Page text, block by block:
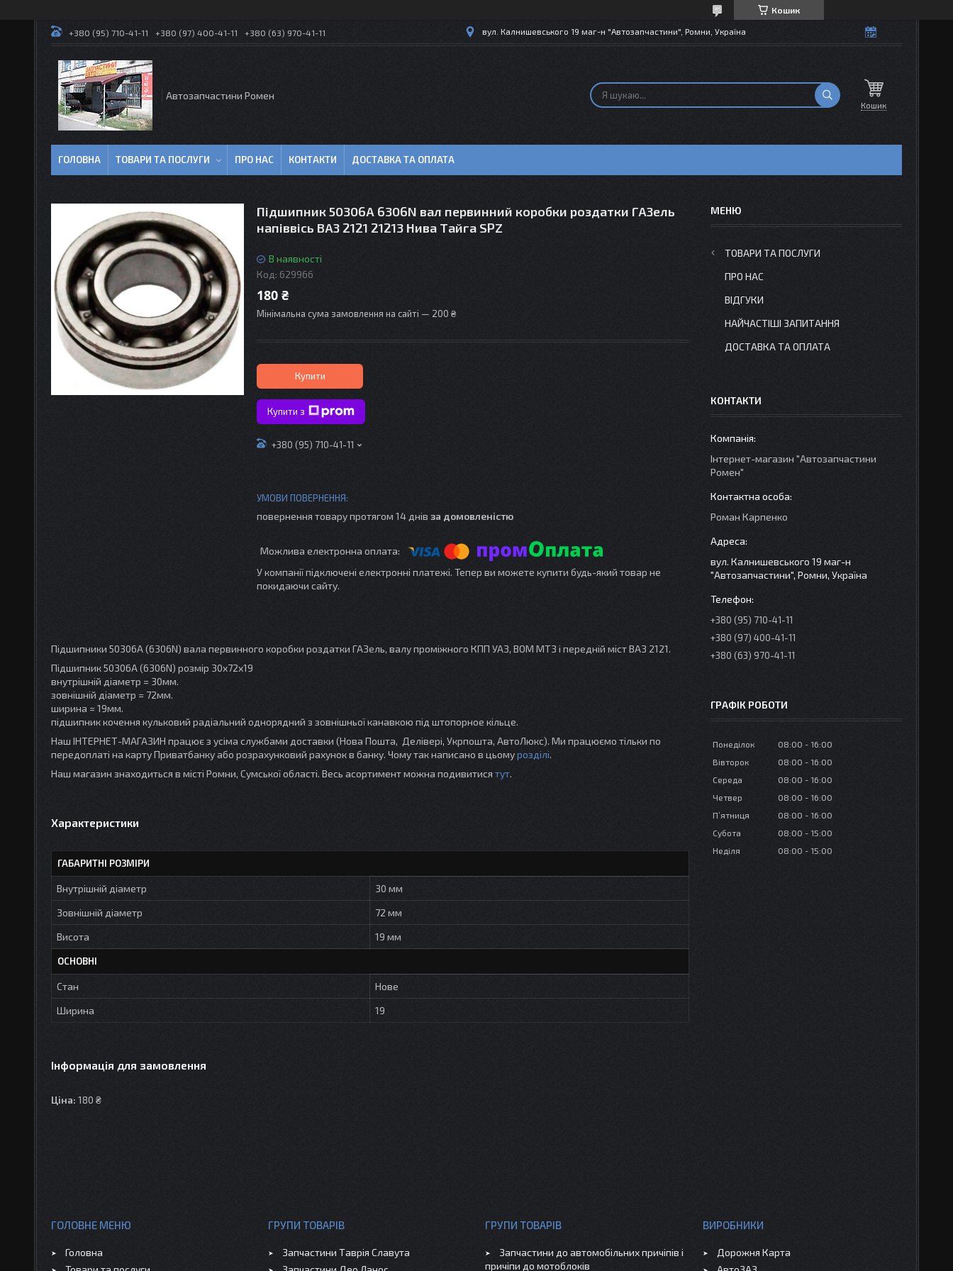
Кошик
+380 (95) 710-41-11 +380 (97) 400-41-11 +380 (63) 970-41-11 вул. Калнишевського 19 маг-н "Автозапчастини", Ромни, Україна
Автозапчастини Ромен
Кошик
ГОЛОВНА ТОВАРИ ТА ПОСЛУГИ ПРО НАС КОНТАКТИ ДОСТАВКА ТА ОПЛАТА
Підшипник 50306A 6306N вал первинний коробки роздатки ГАЗель
напіввісь ВАЗ 2121 21213 Нива Тайга SPZ
В наявності
Код: 62996б
180 ₴
Мінімальна сума замовлення на сайті — 200 ₴
Купити
Купити з
+380 (95) 710-41-11
повернення товару протягом 14 днів за домовленістю
У компанії підключені електронні платежі. Тепер ви можете купити будь-який товар не
покидаючи сайту.
Підшипники 50306A (6306N) вала первинного коробки роздатки ГАЗель, валу проміжного КПП УАЗ, ВОМ МТЗ і передній міст ВАЗ 2121.
Підшипник 50306A (6306N) розмір 30x72x19
внутрішній діаметр = 30мм.
зовнішній діаметр = 72мм.
ширина = 19мм.
підшипник кочення кульковий радіальний однорядний з зовнішньої канавкою під штопорное кільце.
Наш ІНТЕРНЕТ-МАГАЗИН працює з усіма службами доставки (Нова Пошта, Делівері, Укрпошта, АвтоЛюкс). Ми працюємо тільки по
передоплаті на карту Приватбанку або розрахунковий рахунок в банку. Чому так написано в цьомурозділі.
Наш магазин знаходиться в місті Ромни, Сумської області. Весь асортимент можна подивитися тут.
Характеристики
ГАБАРИТНІ РОЗМІРИ
Внутрішній діаметр
30 мм
Зовнішній діаметр
72 мм
Висота
19 мм
ОСНОВНІ
Стан
Нове
Ширина
19
Інформація для замовлення
Ціна: 180 ₴
ТОВАРИ ТА ПОСЛУГИ
ПРО НАС
ВІДГУКИ
НАЙЧАСТІШІ ЗАПИТАННЯ
ДОСТАВКА ТА ОПЛАТА
КОНТАКТИ
Інтернет-магазин "Автозапчастини
Ромен"
Роман Карпенко
вул. Калнишевського 19 маг-н
"Автозапчастини", Ромни, Україна
+380 (95) 710-41-11
+380 (97) 400-41-11
+380 (63) 970-41-11
ГРАФІК РОБОТИ
Понеділок 08:00
16:00
Вівторок
08:00
16:00
Середа
08:00
16:00
Четвер
08:00
16:00
Пʼятниця
08:00
16:00
Субота
08:00
15:00
Неділя
08:00 15:00
ГОЛОВНЕ МЕНЮ
Головна
ГРУПИ ТОВАРІВ
Запчастини Таврія Славута
ГРУПИ ТОВАРІВ
Запчастини до автомобільних причіпів і
причіпи до мотоблоків
ВИРОБНИКИ
Дорожня Карта